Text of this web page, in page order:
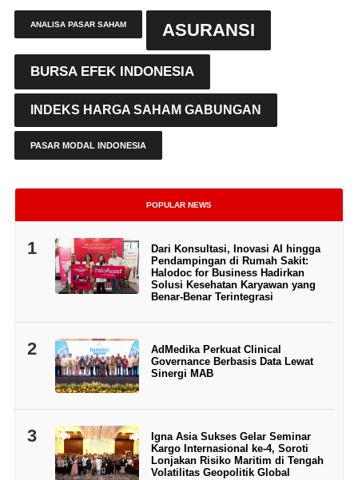
ANALISA PASAR SAHAM ASURANSI
BURSA EFEK INDONESIA
INDEKS HARGA SAHAM GABUNGAN
PASAR MODAL INDONESIA
POPULAR NEWS
1
Dari Konsultasi, Inovasi AI hingga
Pendampingan di Rumah Sakit:
Halodoc for Business Hadirkan
Solusi Kesehatan Karyawan yang
Benar-Benar Terintegrasi
2
AdMedika Perkuat Clinical
Governance Berbasis Data Lewat
Sinergi MAB
3
Igna Asia Sukses Gelar Seminar
Kargo Internasional ke-4, Soroti
Lonjakan Risiko Maritim di Tengah
Volatilitas Geopolitik Global